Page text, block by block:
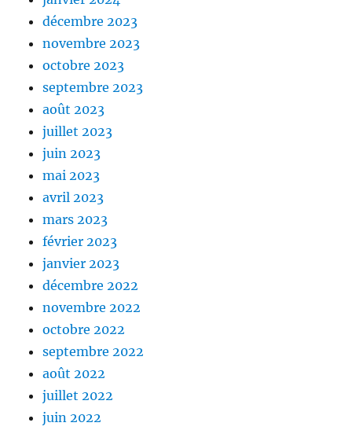
décembre 2023
novembre 2023
octobre 2023
septembre 2023
août 2023
juillet 2023
juin 2023
mai 2023
avril 2023
mars 2023
février 2023
janvier 2023
décembre 2022
novembre 2022
octobre 2022
septembre 2022
août 2022
juillet 2022
juin 2022